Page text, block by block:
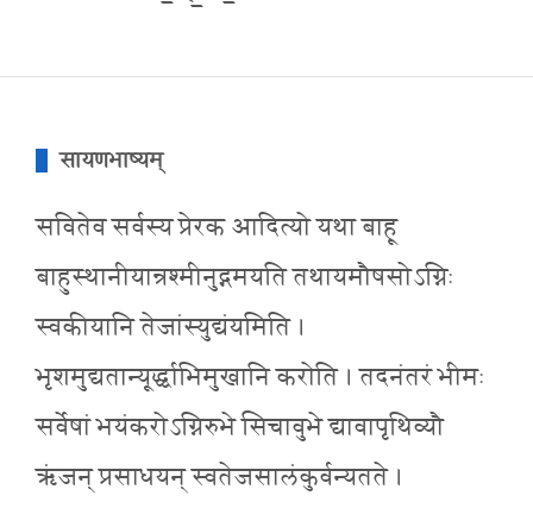
सायणभाष्यम्
सवितेव सर्वस्य प्रेरक आदित्यो यथा बाहू
बाहुस्थानीयान्रश्मीनुद्गमयति तथायमौषसोऽग्निः
स्वकीयानि तेजांस्युद्यंयमिति ।
भृशमुद्यतान्यूर्द्ध्वाभिमुखानि करोति । तदनंतरं भीमः
सर्वेषां भयंकरोऽग्निरुभे सिचावुभे द्यावापृथिव्यौ
ऋंजन् प्रसाधयन् स्वतेजसालंकुर्वन्यतते ।